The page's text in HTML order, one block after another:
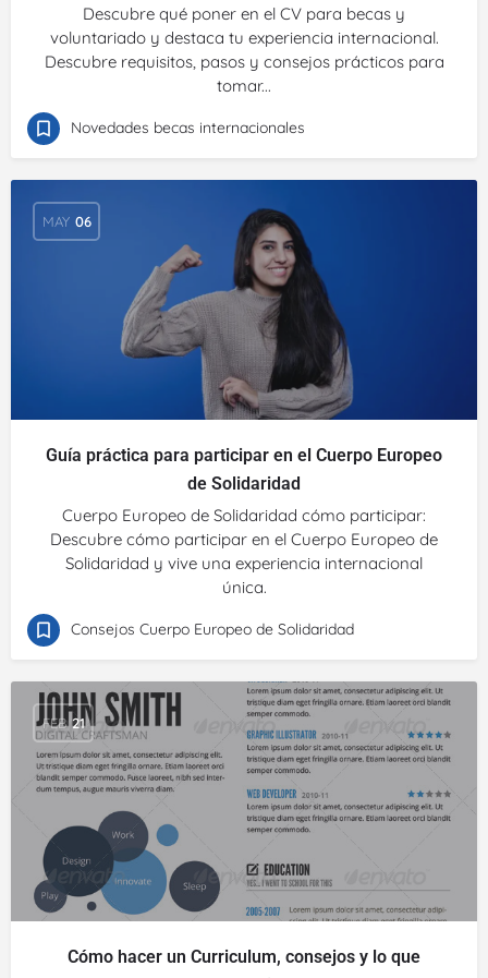
Descubre qué poner en el CV para becas y
voluntariado y destaca tu experiencia internacional.
Descubre requisitos, pasos y consejos prácticos para
tomar...
Novedades becas internacionales
MAY 06
Guía práctica para participar en el Cuerpo Europeo
de Solidaridad
Cuerpo Europeo de Solidaridad cómo participar:
Descubre cómo participar en el Cuerpo Europeo de
Solidaridad y vive una experiencia internacional
única.
Consejos Cuerpo Europeo de Solidaridad
FEB 21
Cómo hacer un Curriculum, consejos y lo que